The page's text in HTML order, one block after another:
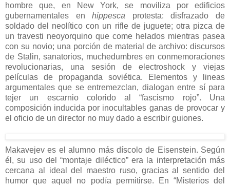
hombre que, en New York, se moviliza por edificios
gubernamentales enhippesca protesta: disfrazado de
soldado del neolítico con un rifle de juguete; otra pizca de
un travesti neoyorquino que come helados mientras pasea
con su novio; una porción de material de archivo: discursos
de Stalin, sanatorios, muchedumbres en conmemoraciones
revolucionarias, una sesión de electroshock y viejas
películas de propaganda soviética. Elementos y lineas
argumentales que se entremezclan, dialogan entre sí para
tejer un escarnio colorido al “fascismo rojo”. Una
composición inducida por inocultables ganas de provocar y
el oficio de un director no muy dado a escribir guiones.
Makavejev es el alumno más díscolo de Eisenstein. Según
él, su uso del “montaje diléctico” era la interpretación más
cercana al ideal del maestro ruso, gracias al sentido del
humor que aquel no podía permitirse. En “Misterios del